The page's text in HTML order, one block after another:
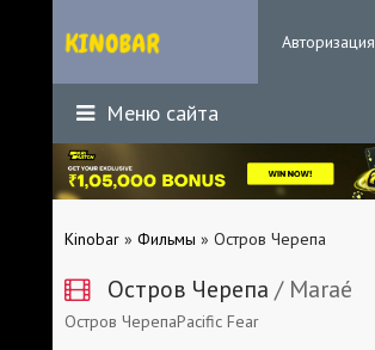
Авторизация
Меню сайта
Kinobar » Фильмы » Остров Черепа
Остров Черепа / Maraé
Остров ЧерепаPacific Fear